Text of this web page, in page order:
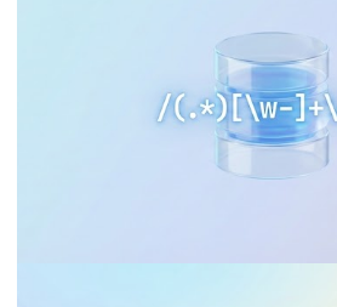
Quando e como
rastreamento de dados leve
31 de dezembro de 2025 15 min de